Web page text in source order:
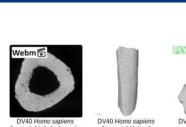
DV40Homo sapiens
DV40Homo sapiens